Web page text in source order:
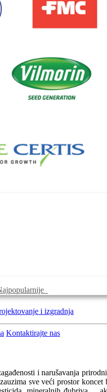
i izgradnja
Kontaktirajte nas
i narušavanja
sve veći prostor